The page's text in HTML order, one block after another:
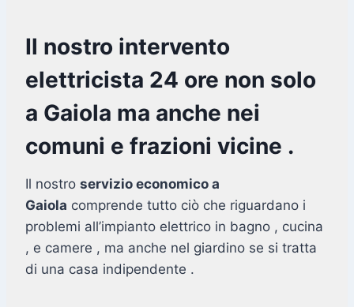
Il nostro intervento
elettricista 24 ore non solo
a Gaiola ma anche nei
comuni e frazioni vicine .
Il nostro servizio economico a
Gaiola comprende tutto ciò che riguardano i
problemi all’impianto elettrico in bagno , cucina
, e camere , ma anche nel giardino se si tratta
di una casa indipendente .